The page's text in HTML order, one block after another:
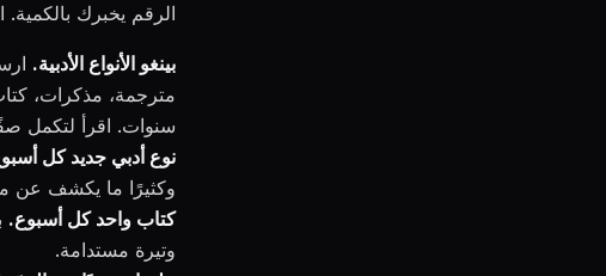
الرقم يخبرك بالكمية.
بينغو الأنواع الأدبية.
سنوات. اقرأ لتكمل
نوع أدبي جديد كل
وكثيرًا ما يكشف عن
كتاب واحد كل أسبوع.
وتيرة مستدامة.